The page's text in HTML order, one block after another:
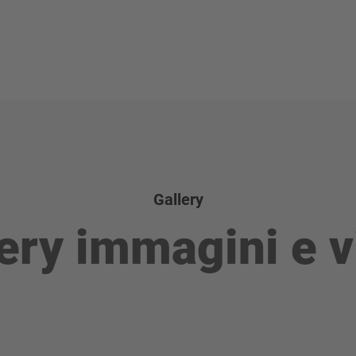
Gallery
immagini e